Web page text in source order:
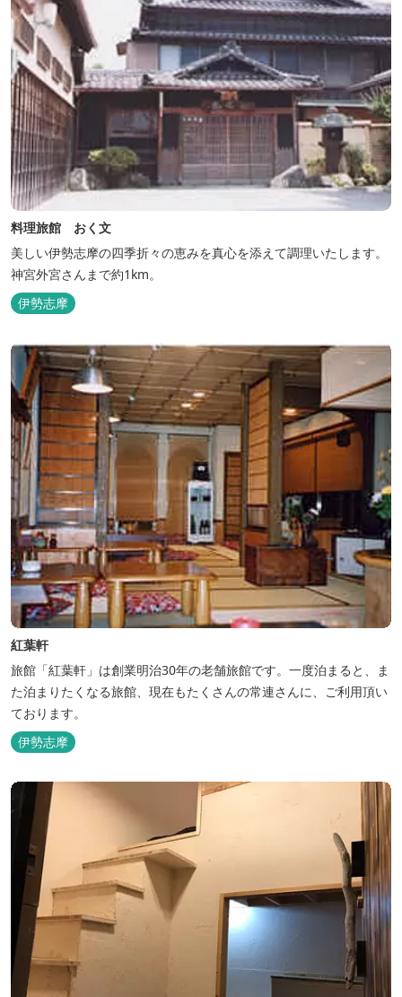
料理旅館 おく文
美しい伊勢志摩の四季折々の恵みを真心を添えて調理いたします。
神宮外宮さんまで約1km。
伊勢志摩
紅葉軒
旅館「紅葉軒」は創業明治30年の老舗旅館です。一度泊まると、ま
た泊まりたくなる旅館、現在もたくさんの常連さんに、ご利用頂い
ております。
伊勢志摩